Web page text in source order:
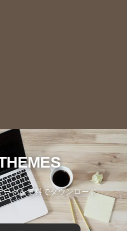
ーマを無料でダウンロード